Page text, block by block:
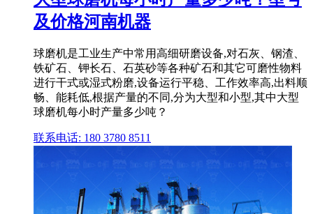
及价格河南机器
球磨机是工业生产中常用高细研磨设备,对石灰、钢渣、
铁矿石、钾长石、石英砂等各种矿石和其它可磨性物料
进行干式或湿式粉磨,设备运行平稳、工作效率高,出料顺
畅、能耗低,根据产量的不同,分为大型和小型,其中大型
球磨机每小时产量多少吨？
联系电话: 180 3780 8511